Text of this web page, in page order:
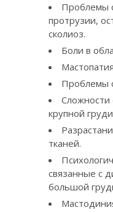
Проблемы
протрузии,
сколиоз.
Боли в
Проблемы
Сложности
крупной
тканей.
связанные с
большой